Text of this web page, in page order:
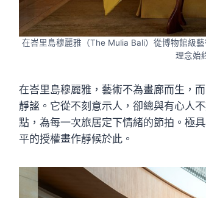
在峇里島穆麗雅（The Mulia Bali）從博物館級
理念始
在峇里島穆麗雅，藝術不為畫廊而生，
靜謐。它從不刻意示人，卻總與有心人
點，為每一次旅居定下情緒的節拍。極
平的授權畫作靜候於此。